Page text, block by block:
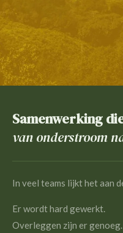
Samenwerking
van onderstroom
In veel teams lijkt het aan
Er wordt hard gewerkt.
Overleggen zijn er genoeg.